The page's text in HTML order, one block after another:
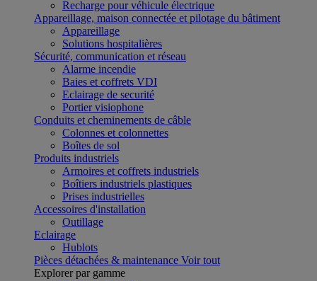
Recharge pour véhicule électrique
Appareillage, maison connectée et pilotage du bâtiment
Appareillage
Solutions hospitalières
Sécurité, communication et réseau
Alarme incendie
Baies et coffrets VDI
Eclairage de securité
Portier visiophone
Conduits et cheminements de câble
Colonnes et colonnettes
Boîtes de sol
Produits industriels
Armoires et coffrets industriels
Boîtiers industriels plastiques
Prises industrielles
Accessoires d'installation
Outillage
Eclairage
Hublots
Pièces détachées & maintenance Voir tout
Explorer par gamme